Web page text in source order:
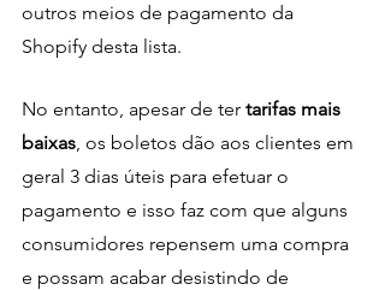
outros meios de pagamento da
Shopify desta lista.
No entanto, apesar de ter tarifas mais
baixas, os boletos dão aos clientes em
geral 3 dias úteis para efetuar o
pagamento e isso faz com que alguns
consumidores repensem uma compra
e possam acabar desistindo de